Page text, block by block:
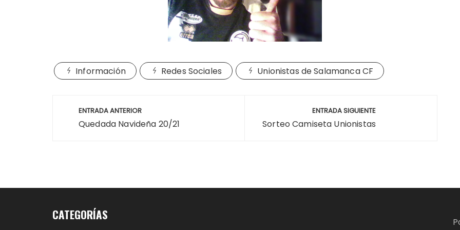
Información Redes Sociales Unionistas de Salamanca CF
Navegación
ENTRADA ANTERIOR
Quedada Navideña 20/21
ENTRADA SIGUIENTE
Sorteo Camiseta Unionistas
CATEGORÍAS